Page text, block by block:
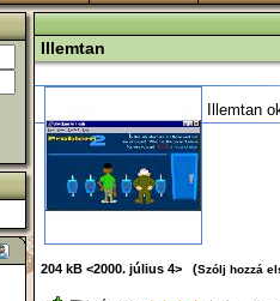
Illemtan
Illemtan
204 kB <2000. július 4> (Szólj hozzá